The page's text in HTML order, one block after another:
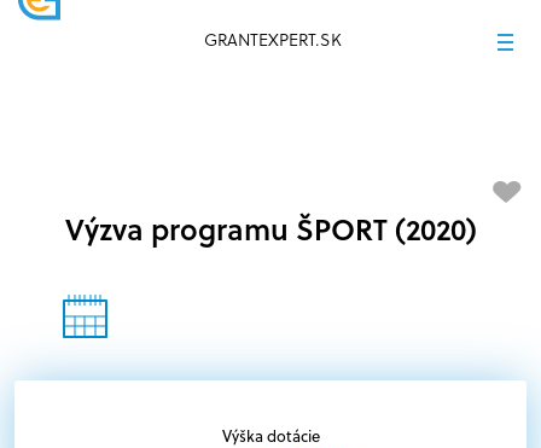
GRANTEXPERT.SK
Výška dotácie
Výzva programu ŠPORT (2020)